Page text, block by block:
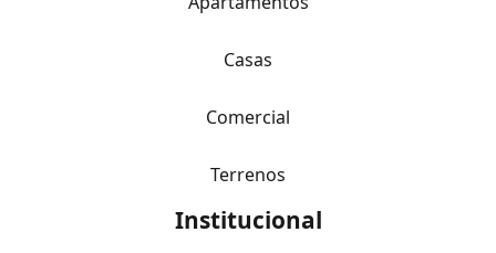
Casas
Comercial
Terrenos
Institucional